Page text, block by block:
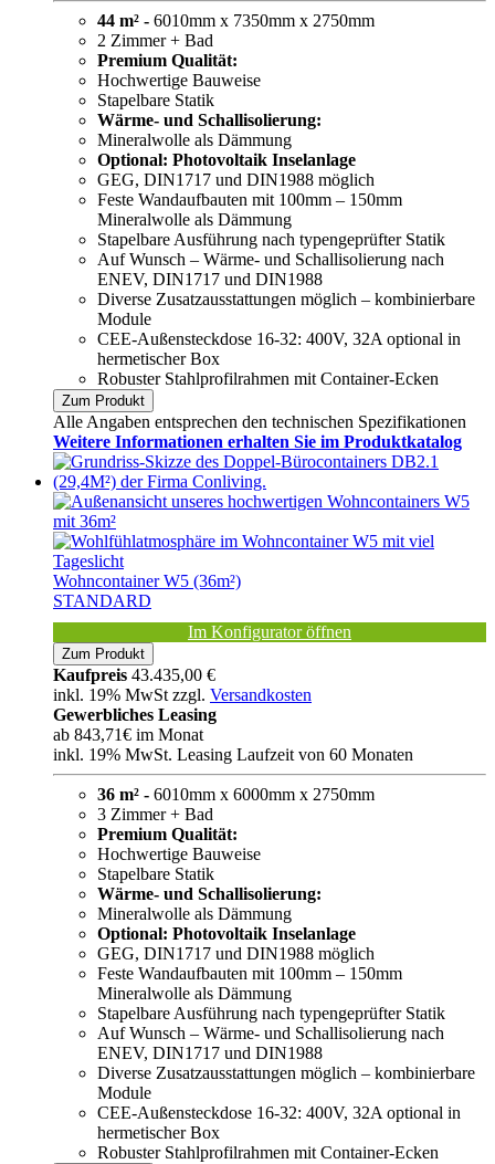
44 m² - 6010mm x 7350mm x 2750mm
2 Zimmer + Bad
Premium Qualität:
Hochwertige Bauweise
Stapelbare Statik
Wärme- und Schallisolierung:
Mineralwolle als Dämmung
Optional: Photovoltaik Inselanlage
GEG, DIN1717 und DIN1988 möglich
Feste Wandaufbauten mit 100mm – 150mm
Mineralwolle als Dämmung
Stapelbare Ausführung nach typengeprüfter Statik
Auf Wunsch – Wärme- und Schallisolierung nach
ENEV, DIN1717 und DIN1988
Diverse Zusatzausstattungen möglich – kombinierbare
Module
CEE-Außensteckdose 16-32: 400V, 32A optional in
hermetischer Box
Robuster Stahlprofilrahmen mit Container-Ecken
Zum Produkt
Alle Angaben entsprechen den technischen Spezifikationen
Weitere Informationen erhalten Sie im Produktkatalog
Wohncontainer W5 (36m²)
STANDARD
Im Konfigurator öffnen
Zum Produkt
Kaufpreis 43.435,00 €
inkl. 19% MwSt zzgl. Versandkosten
Gewerbliches Leasing
ab 843,71€ im Monat
inkl. 19% MwSt. Leasing Laufzeit von 60 Monaten
36 m² - 6010mm x 6000mm x 2750mm
3 Zimmer + Bad
Premium Qualität:
Hochwertige Bauweise
Stapelbare Statik
Wärme- und Schallisolierung:
Mineralwolle als Dämmung
Optional: Photovoltaik Inselanlage
GEG, DIN1717 und DIN1988 möglich
Feste Wandaufbauten mit 100mm – 150mm
Mineralwolle als Dämmung
Stapelbare Ausführung nach typengeprüfter Statik
Auf Wunsch – Wärme- und Schallisolierung nach
ENEV, DIN1717 und DIN1988
Diverse Zusatzausstattungen möglich – kombinierbare
Module
CEE-Außensteckdose 16-32: 400V, 32A optional in
hermetischer Box
Robuster Stahlprofilrahmen mit Container-Ecken